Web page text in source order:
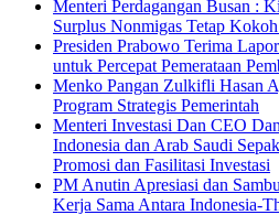
Menteri Perdagangan Busan :
Surplus Nonmigas Tetap
Presiden Prabowo Terima
untuk Percepat Pemerataan
Menko Pangan Zulkifli Hasan
Program Strategis Pemerintah
Menteri Investasi Dan CEO
Indonesia dan Arab Saudi
Promosi dan Fasilitasi Investasi
PM Anutin Apresiasi dan
Kerja Sama Antara Indonesia-